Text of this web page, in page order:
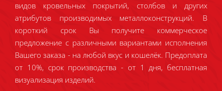
видов кровельных покрытий, столбов и других
атрибутов производимых металлоконструкций. В
короткий срок Вы получите коммерческое
предложение с различными вариантами исполнения
Вашего заказа - на любой вкус и кошелёк. Предоплата
от 10%, срок производства - от 1 дня, бесплатная
визуализация изделий.